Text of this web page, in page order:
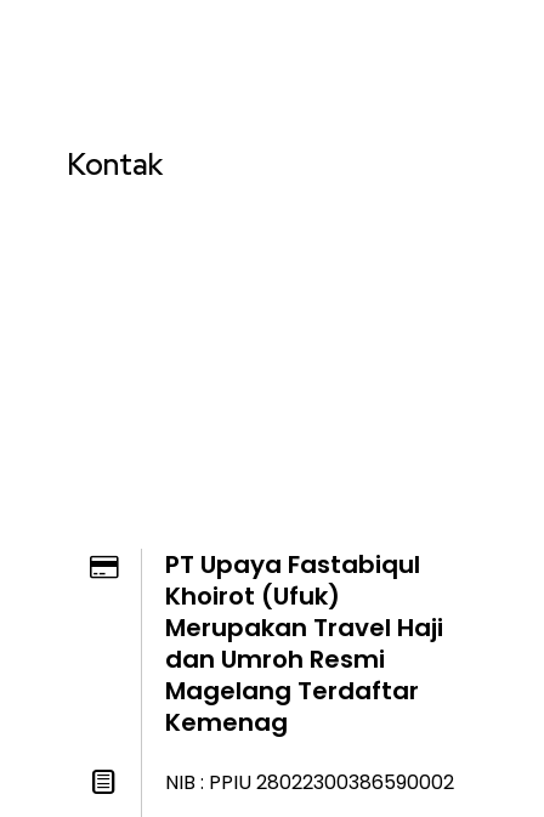
Kontak
PT Upaya Fastabiqul
Khoirot (Ufuk)
Merupakan Travel Haji
dan Umroh Resmi
Magelang Terdaftar
Kemenag
NIB : PPIU 28022300386590002